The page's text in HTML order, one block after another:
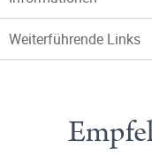
Weiterführende Links